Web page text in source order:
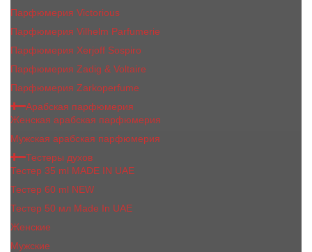
Парфюмерия Victorious
Парфюмерия Vilhelm Parfumerie
Парфюмерия Xerjoff Sospiro
Парфюмерия Zadig & Voltaire
Парфюмерия Zarkoperfume
Арабская парфюмерия
Женская арабская парфюмерия
Мужская арабская парфюмерия
Тестеры духов
Тестер 35 ml MADE IN UAE
Тестер 60 ml NEW
Тестер 50 мл Made In UAE
Женские
Мужские